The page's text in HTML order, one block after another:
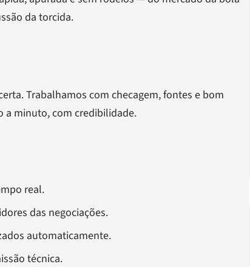
da torcida.
Trabalhamos com checagem, fontes e bom
a minuto, com credibilidade.
real.
das negociações.
automaticamente.
técnica.